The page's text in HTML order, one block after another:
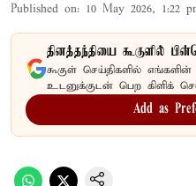
Published on: 10 May 2026, 1:22
தினத்தந்தியை கூகுளில்
கூகுள் செய்திகளில்
உடனுக்குடன் பெற கிளிக்
Add as